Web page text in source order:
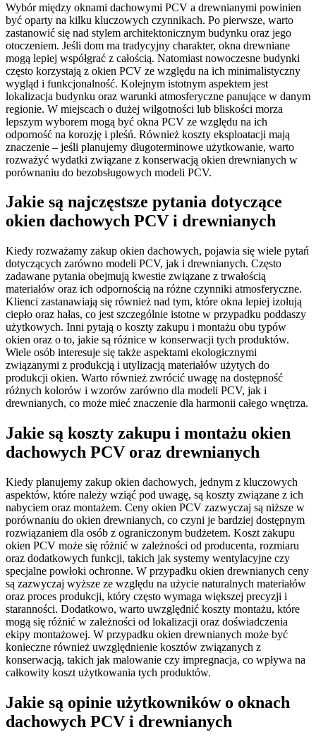
Wybór między oknami dachowymi PCV a drewnianymi powinien
być oparty na kilku kluczowych czynnikach. Po pierwsze, warto
zastanowić się nad stylem architektonicznym budynku oraz jego
otoczeniem. Jeśli dom ma tradycyjny charakter, okna drewniane
mogą lepiej współgrać z całością. Natomiast nowoczesne budynki
często korzystają z okien PCV ze względu na ich minimalistyczny
wygląd i funkcjonalność. Kolejnym istotnym aspektem jest
lokalizacja budynku oraz warunki atmosferyczne panujące w danym
regionie. W miejscach o dużej wilgotności lub bliskości morza
lepszym wyborem mogą być okna PCV ze względu na ich
odporność na korozję i pleśń. Również koszty eksploatacji mają
znaczenie – jeśli planujemy długoterminowe użytkowanie, warto
rozważyć wydatki związane z konserwacją okien drewnianych w
porównaniu do bezobsługowych modeli PCV.
Jakie są najczęstsze pytania dotyczące
okien dachowych PCV i drewnianych
Kiedy rozważamy zakup okien dachowych, pojawia się wiele pytań
dotyczących zarówno modeli PCV, jak i drewnianych. Często
zadawane pytania obejmują kwestie związane z trwałością
materiałów oraz ich odpornością na różne czynniki atmosferyczne.
Klienci zastanawiają się również nad tym, które okna lepiej izolują
ciepło oraz hałas, co jest szczególnie istotne w przypadku poddaszy
użytkowych. Inni pytają o koszty zakupu i montażu obu typów
okien oraz o to, jakie są różnice w konserwacji tych produktów.
Wiele osób interesuje się także aspektami ekologicznymi
związanymi z produkcją i utylizacją materiałów użytych do
produkcji okien. Warto również zwrócić uwagę na dostępność
różnych kolorów i wzorów zarówno dla modeli PCV, jak i
drewnianych, co może mieć znaczenie dla harmonii całego wnętrza.
Jakie są koszty zakupu i montażu okien
dachowych PCV oraz drewnianych
Kiedy planujemy zakup okien dachowych, jednym z kluczowych
aspektów, które należy wziąć pod uwagę, są koszty związane z ich
nabyciem oraz montażem. Ceny okien PCV zazwyczaj są niższe w
porównaniu do okien drewnianych, co czyni je bardziej dostępnym
rozwiązaniem dla osób z ograniczonym budżetem. Koszt zakupu
okien PCV może się różnić w zależności od producenta, rozmiaru
oraz dodatkowych funkcji, takich jak systemy wentylacyjne czy
specjalne powłoki ochronne. W przypadku okien drewnianych ceny
są zazwyczaj wyższe ze względu na użycie naturalnych materiałów
oraz proces produkcji, który często wymaga większej precyzji i
staranności. Dodatkowo, warto uwzględnić koszty montażu, które
mogą się różnić w zależności od lokalizacji oraz doświadczenia
ekipy montażowej. W przypadku okien drewnianych może być
konieczne również uwzględnienie kosztów związanych z
konserwacją, takich jak malowanie czy impregnacja, co wpływa na
całkowity koszt użytkowania tych produktów.
Jakie są opinie użytkowników o oknach
dachowych PCV i drewnianych